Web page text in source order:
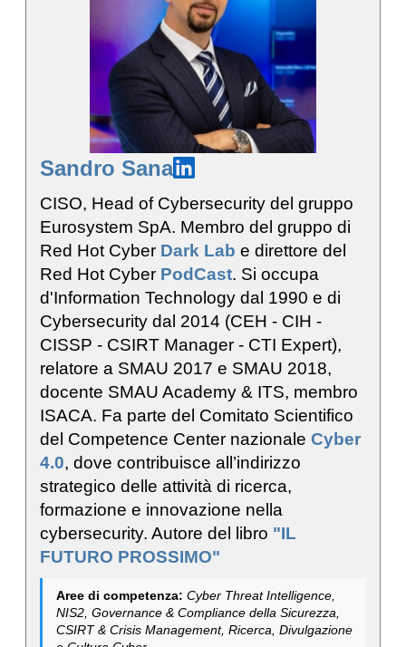
Sandro Sana
CISO, Head of Cybersecurity del gruppo
Eurosystem SpA. Membro del gruppo di
Red Hot Cyber Dark Lab e direttore del
Red Hot Cyber PodCast. Si occupa
d'Information Technology dal 1990 e di
Cybersecurity dal 2014 (CEH - CIH -
CISSP - CSIRT Manager - CTI Expert),
relatore a SMAU 2017 e SMAU 2018,
docente SMAU Academy & ITS, membro
ISACA. Fa parte del Comitato Scientifico
del Competence Center nazionale Cyber
4.0, dove contribuisce all’indirizzo
strategico delle attività di ricerca,
formazione e innovazione nella
cybersecurity. Autore del libro "IL
FUTURO PROSSIMO"
Aree di competenza: Cyber Threat Intelligence,
NIS2, Governance & Compliance della Sicurezza,
CSIRT & Crisis Management, Ricerca, Divulgazione